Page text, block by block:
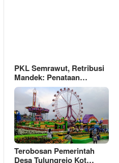
PKL Semrawut, Retribusi
Mandek: Penataan…
Terobosan Pemerintah
Desa Tulungrejo Kot…